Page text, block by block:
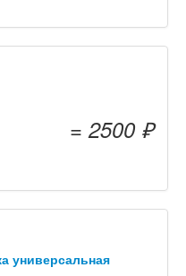
= 2500 ₽
универсальная